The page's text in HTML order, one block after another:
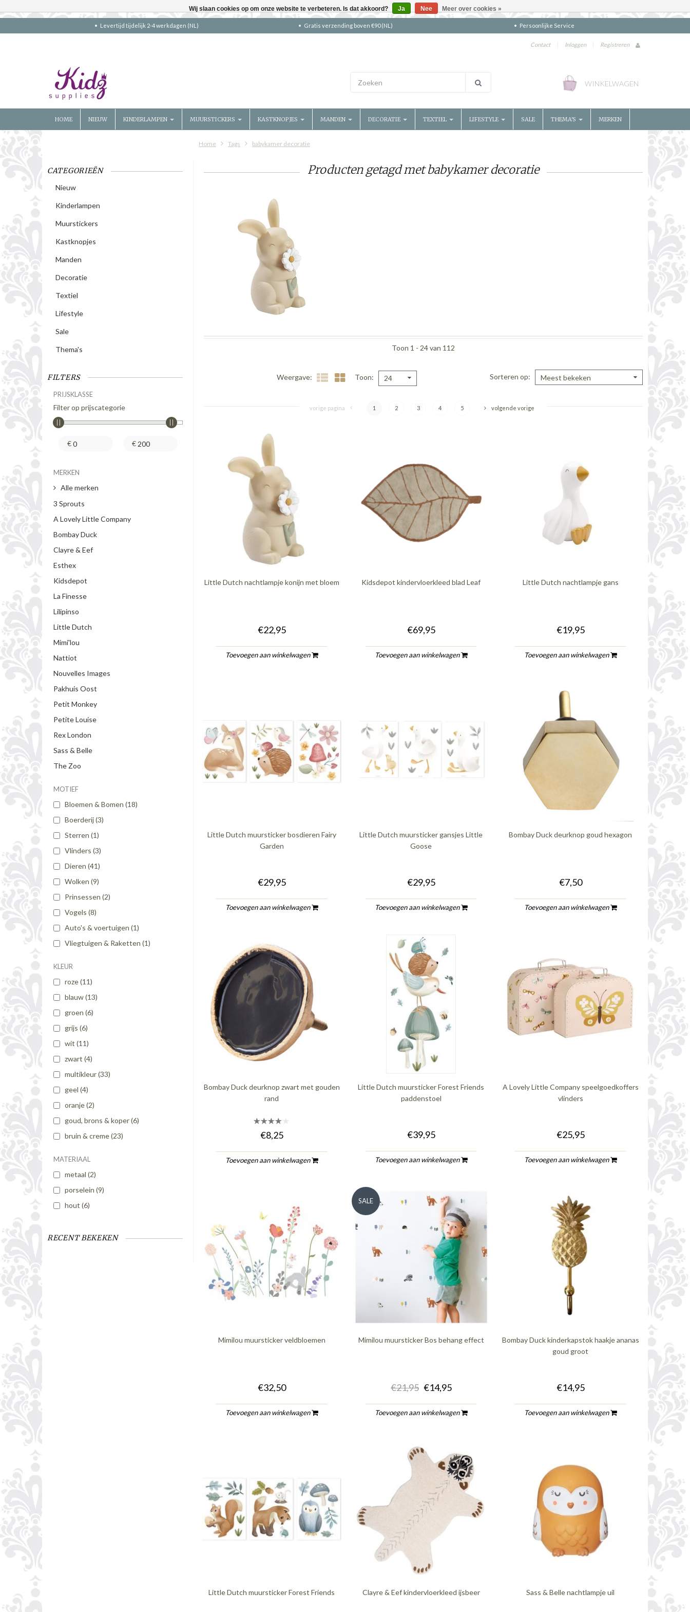
Levertijd tijdelijk 2-4 werkdagen (NL) Gratis verzending boven €90 (NL) Persoonlijke Service
Contact | Inloggen | Registreren
WINKELWAGEN
HOME NIEUW KINDERLAMPEN MUURSTICKERS KASTKNOPJES MANDEN DECORATIE TEXTIEL LIFESTYLE SALE THEMA'S MERKEN
Home Tags babykamer decoratie
CATEGORIEËN
Nieuw
Kinderlampen
Muurstickers
Kastknopjes
Manden
Decoratie
Textiel
Lifestyle
Sale
Thema's
FILTERS
PRIJSKLASSE
Filter op prijscategorie
€ €
MERKEN
Alle merken
3 Sprouts
A Lovely Little Company
Bombay Duck
Clayre & Eef
Esthex
Kidsdepot
La Finesse
Lilipinso
Little Dutch
Mimi'lou
Nattiot
Nouvelles Images
Pakhuis Oost
Petit Monkey
Petite Louise
Rex London
Sass & Belle
The Zoo
MOTIEF
Bloemen & Bomen (18)
Boerderij(3)
Sterren (1)
Vlinders (3)
Dieren (41)
Wolken (9)
Prinsessen (2)
Vogels (8)
Auto's & voertuigen (1)
Vliegtuigen & Raketten (1)
KLEUR
roze(11)
blauw(13)
groen (6)
grijs (6)
wit (11)
zwart (4)
multikleur(33)
geel (4)
oranje(2)
goud, brons & koper(6)
bruin & creme(23)
MATERIAAL
metaal (2)
porselein (9)
hout (6)
RECENT BEKEKEN
Producten getagd met babykamer decoratie
Toon 1 - 24 van 112
Weergave Toon 24 Sorteren op Meest bekeken
vorige pagina 1 2 3 4 5 volgende vorige
Little Dutch nachtlampje konijn met bloem
€22,95
Toevoegen aan winkelwagen
Kidsdepot kindervloerkleed blad Leaf
€69,95
Toevoegen aan winkelwagen
Little Dutch nachtlampje gans
€19,95
Toevoegen aan winkelwagen
Little Dutch muursticker bosdieren Fairy
Garden
€29,95
Toevoegen aan winkelwagen
Little Dutch muursticker gansjes Little
Goose
€29,95
Toevoegen aan winkelwagen
Bombay Duck deurknop goud hexagon
€7,50
Toevoegen aan winkelwagen
Bombay Duck deurknop zwart met gouden
rand
€8,25
Toevoegen aan winkelwagen
Little Dutch muursticker Forest Friends
paddenstoel
€39,95
Toevoegen aan winkelwagen
A Lovely Little Company speelgoedkoffers
vlinders
€25,95
Toevoegen aan winkelwagen
Mimilou muursticker veldbloemen
€32,50
Toevoegen aan winkelwagen
SALE
Mimilou muursticker Bos behang effect
€21,95 €14,95
Toevoegen aan winkelwagen
Bombay Duck kinderkapstok haakje ananas
goud groot
€14,95
Toevoegen aan winkelwagen
Little Dutch muursticker Forest Friends Clayre & Eef kindervloerkleed ijsbeer Sass & Belle nachtlampje uil
Wij slaan cookies op om onze website te verbeteren. Is dat akkoord? Ja Nee Meer over cookies »